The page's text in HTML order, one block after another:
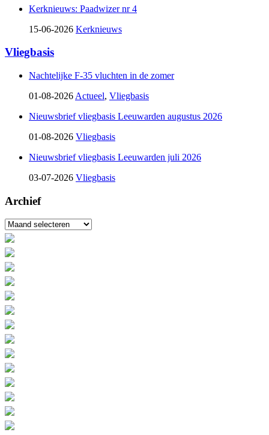
Kerknieuws: Paadwizer nr 4
15-06-2026 Kerknieuws
Vliegbasis
Nachtelijke F-35 vluchten in de zomer
01-08-2026 Actueel, Vliegbasis
Nieuwsbrief vliegbasis Leeuwarden augustus 2026
01-08-2026 Vliegbasis
Nieuwsbrief vliegbasis Leeuwarden juli 2026
03-07-2026 Vliegbasis
Archief
Archief